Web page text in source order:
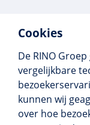
Cookies
De RINO
vergelijkbare
kunnen wij
over hoe